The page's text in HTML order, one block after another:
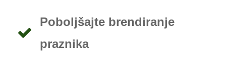
Poboljšajte brendiranje
praznika